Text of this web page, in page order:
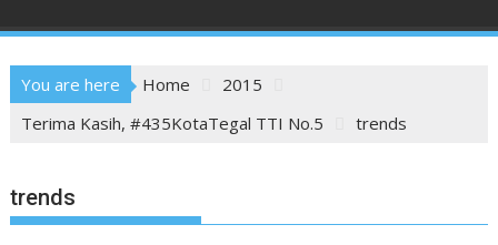
You are here Home
2015
Terima Kasih, #435KotaTegal TTI No.5
trends
trends